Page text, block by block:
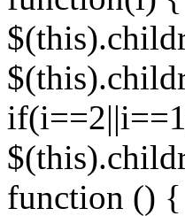
function ()